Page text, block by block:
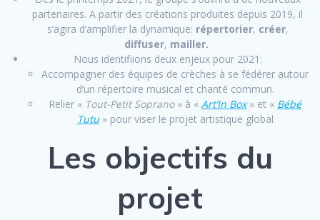
partenaires. A partir des créations produites depuis 2019, il
s’agira d’amplifier la dynamique: répertorier, créer,
diffuser, mailler.
Nous identifiions deux enjeux pour 2021:
Accompagner des équipes de crèches à se fédérer autour
d’un répertoire musical et chanté commun.
Relier « Tout-Petit Soprano » à « Art’In Box» et « Bébé
Tutu » pour viser le projet artistique global
Les objectifs du
projet